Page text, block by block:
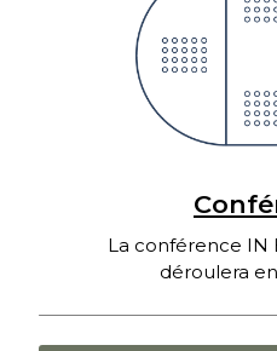
La conférence IN
déroulera